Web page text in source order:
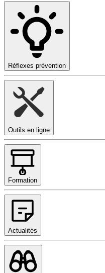
Réflexes prévention
Outils en ligne
Formation
Actualités